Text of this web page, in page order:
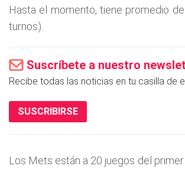
Hasta el momento, tiene promedio
turnos).
Suscríbete a nuestro
Recibe todas las noticias en tu casilla de
SUSCRIBIRSE
Los Mets están a 20 juegos del